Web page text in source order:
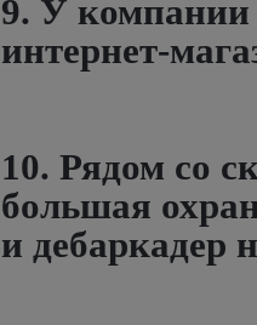
9. У
интернет-
10. Рядом со
большая
и дебаркадер